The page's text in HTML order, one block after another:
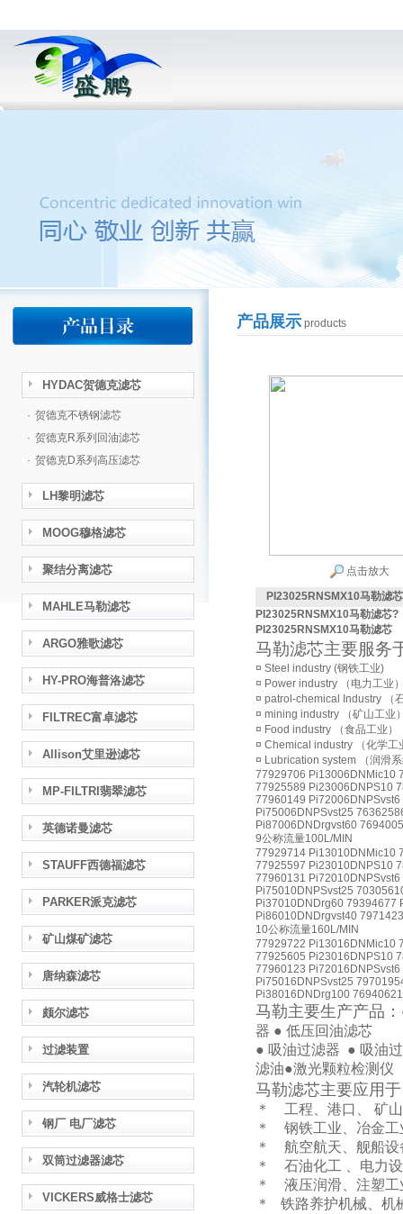
HYDAC贺德克滤芯
· 贺德克不锈钢滤芯
· 贺德克R系列回油滤芯
· 贺德克D系列高压滤芯
LH黎明滤芯
MOOG穆格滤芯
聚结分离滤芯
MAHLE马勒滤芯
ARGO雅歌滤芯
HY-PRO海普洛滤芯
FILTREC富卓滤芯
Allison艾里逊滤芯
MP-FILTRI翡翠滤芯
英德诺曼滤芯
STAUFF西德福滤芯
PARKER派克滤芯
矿山煤矿滤芯
唐纳森滤芯
颇尔滤芯
过滤装置
汽轮机滤芯
钢厂 电厂滤芯
双筒过滤器滤芯
VICKERS威格士滤芯
产品展示products
点击放大
PI23025RNSMX10马勒滤芯
PI23025RNSMX10马勒滤芯?
PI23025RNSMX10马勒滤芯
马勒滤芯主要服务
¤ Steel industry (钢铁工业)
¤ Power industry （电力工业
¤ patrol-chemical Industry （
¤ mining industry （矿山工业
¤ Food industry （食品工业）
¤ Chemical industry （化学工
¤ Lubrication system （润滑
77929706 Pi13006DNMic10
77925589 Pi23006DNPS10
77960149
Pi75006DNPSvst25
Pi87006DNDrgvst60
9公称流量100L/MIN
77929714 Pi13010DNMic10
77925597 Pi23010DNPS10
77960131
Pi75010DNPSvst25
Pi37010DNDrg60 79394677
Pi86010DNDrgvst40
10公称流量160L/MIN
77929722 Pi13016DNMic10
77925605 Pi23016DNPS10
77960123
Pi75016DNPSvst25
Pi38016DNDrg100
马勒主要生产产品：
器 ● 低压回油滤芯
● 吸油过滤器 ● 吸油
滤油●激光颗粒
马勒滤芯主要应用
＊ 工程、港口、 矿
＊ 钢铁工业、冶金
＊ 航空航天、舰船
＊ 石油化工 、电力
＊ 液压润滑、注塑
＊ 铁路养护机械、机